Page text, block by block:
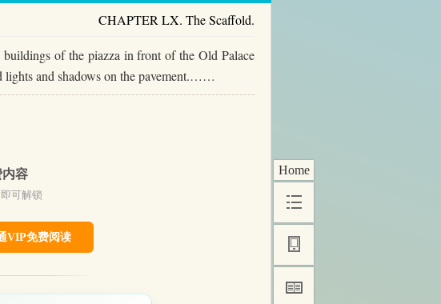
Home
CHAPTER LX. The Scaffold.
of the piazza in front of the Old Palace
lights and shadows on the pavement.……
容
即可解锁
VIP免费阅读